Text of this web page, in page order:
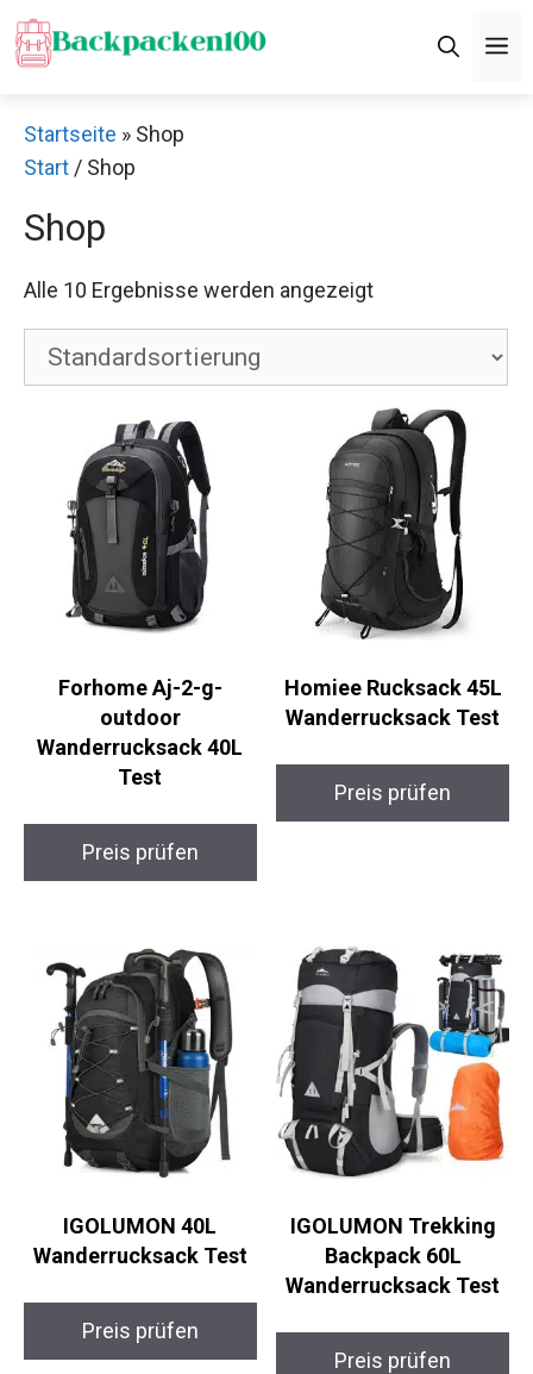
Zum
Inhalt
Startseite » Shop
Start / Shop
Shop
Alle 10 Ergebnisse werden angezeigt
Forhome Aj-2-g-
outdoor
Wanderrucksack 40L
Test
Preis prüfen
Homiee Rucksack 45L
Wanderrucksack Test
Preis prüfen
IGOLUMON 40L
Wanderrucksack Test
Preis prüfen
IGOLUMON Trekking
Backpack 60L
Wanderrucksack Test
Preis prüfen